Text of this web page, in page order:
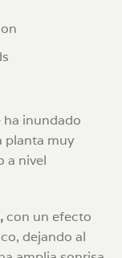
ha inundado
planta muy
a nivel
con un efecto
dejando al